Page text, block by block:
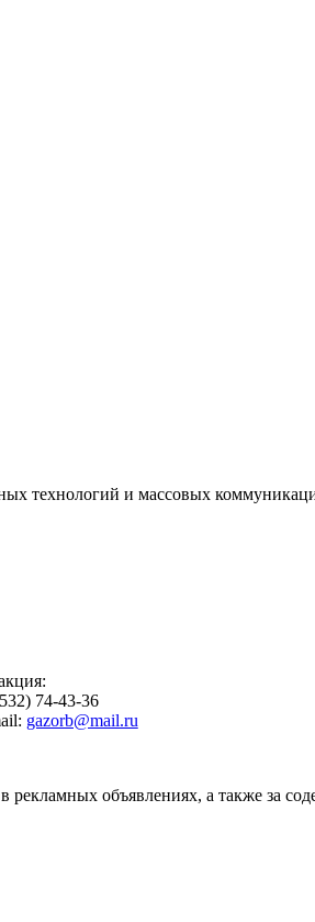
технологий и массовых
74-43-36
gazorb@mail.ru
объявлениях, а также за